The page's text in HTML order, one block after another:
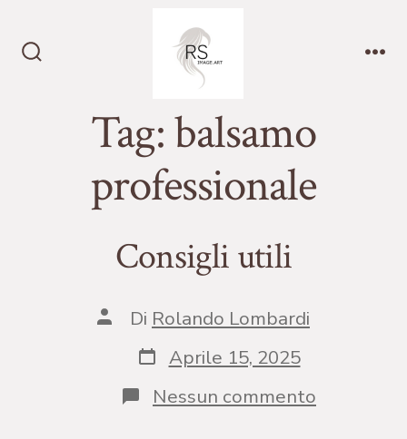
Tag:balsamo
professionale
Consigli utili
Autore
articolo
Di Rolando Lombardi
Data
articolo
Aprile 15, 2025
Nessun commento
Consigli